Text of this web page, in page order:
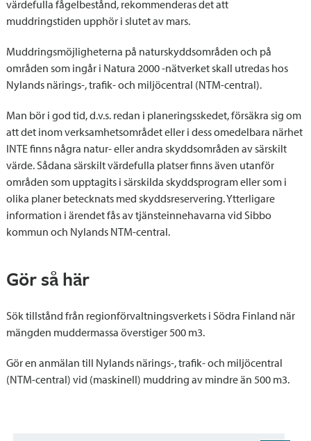
värdefulla fågelbestånd, rekommenderas det att
muddringstiden upphör i slutet av mars.
Muddringsmöjligheterna på naturskyddsområden och på
områden som ingår i Natura 2000 -nätverket skall utredas hos
Nylands närings-, trafik- och miljöcentral (NTM-central).
Man bör i god tid, d.v.s. redan i planeringsskedet, försäkra sig om
att det inom verksamhetsområdet eller i dess omedelbara närhet
INTE finns några natur- eller andra skyddsområden av särskilt
värde. Sådana särskilt värdefulla platser finns även utanför
områden som upptagits i särskilda skyddsprogram eller som i
olika planer betecknats med skyddsreservering. Ytterligare
information i ärendet fås av tjänsteinnehavarna vid Sibbo
kommun och Nylands NTM-central.
Gör så här
Sök tillstånd från regionförvaltningsverkets i Södra Finland när
mängden muddermassa överstiger 500 m3.
Gör en anmälan till Nylands närings-, trafik- och miljöcentral
(NTM-central) vid (maskinell) muddring av mindre än 500 m3.